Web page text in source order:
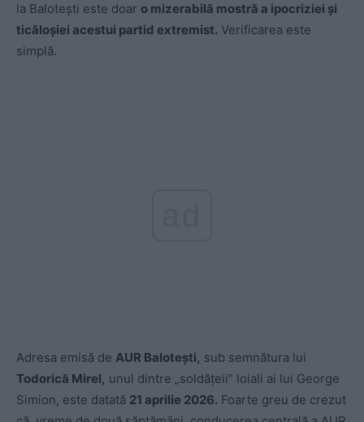
la Balotești este doar o mizerabilă mostră a ipocriziei și
ticăloșiei acestui partid extremist. Verificarea este
simplă.
Adresa emisă de AUR Balotești, sub semnătura lui
Todorică Mirel, unul dintre „soldățeii” loiali ai lui George
Simion, este datată 21 aprilie 2026. Foarte greu de crezut